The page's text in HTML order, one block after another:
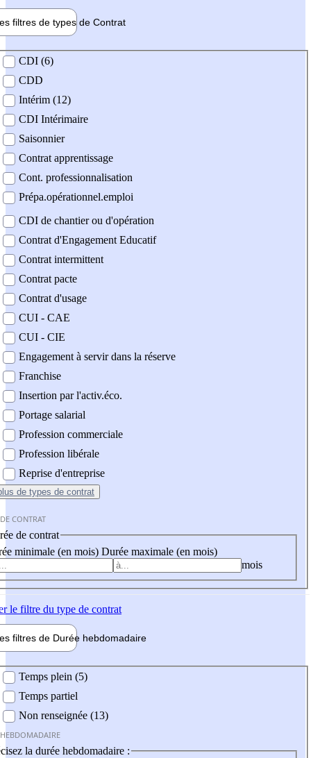
filtres de types de Contrat
contrat
CDI (6)
CDD
Intérim (12)
CDI Intérimaire
Saisonnier
Contrat apprentissage
Cont. professionnalisation
Prépa.opérationnel.emploi
CDI de chantier ou d'opération
Contrat d'Engagement Educatif
Contrat intermittent
Contrat pacte
Contrat d'usage
CUI - CAE
CUI - CIE
Engagement à servir dans la réserve
Franchise
Insertion par l'activ.éco.
Portage salarial
Profession commerciale
Profession libérale
Reprise d'entreprise
de types de contrat
CONTRAT
de contrat
minimale (en mois) Durée maximale (en mois)
mois
le filtre du type de contrat
filtres de Durée hebdomadaire
Temps plein (5)
Temps partiel
Non renseignée (13)
la durée hebdomadaire :